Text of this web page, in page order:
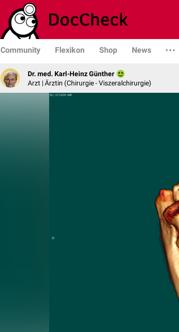
Community Flexikon Shop News
Dr. med. Karl-Heinz Günther
Arzt | Ärztin (Chirurgie - Viszeralchirurgie)